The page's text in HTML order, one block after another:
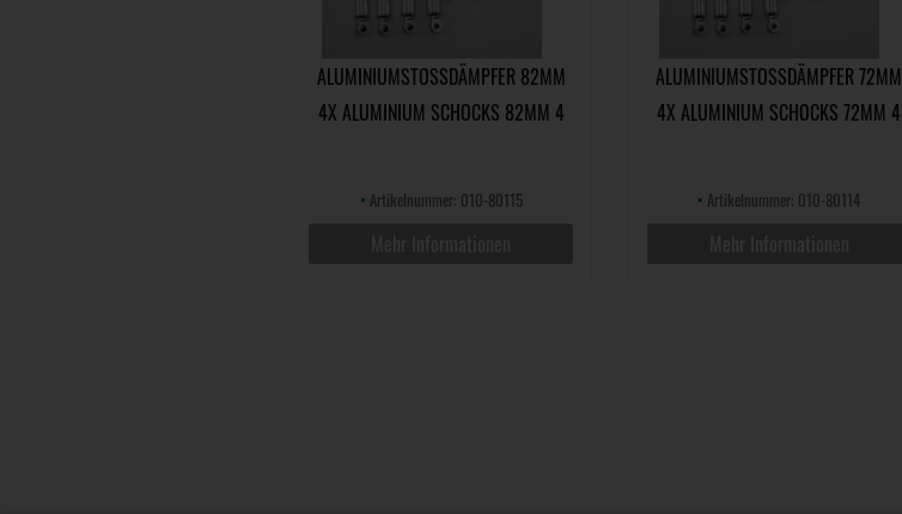
ALUMINIUMSTOSSDÄMPFER 82MM 4
X ALUMINIUM SCHOCKS 82MM 4 P
• Artikelnummer: 010-80115
ALUMINIUMSTOSSDÄMPFER 72MM 4
X ALUMINIUM SCHOCKS 72MM 4 P
• Artikelnummer: 010-80114